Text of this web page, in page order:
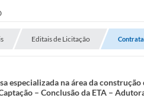
Editais de Licitação
especializada na área da
– Conclusão da ETA –